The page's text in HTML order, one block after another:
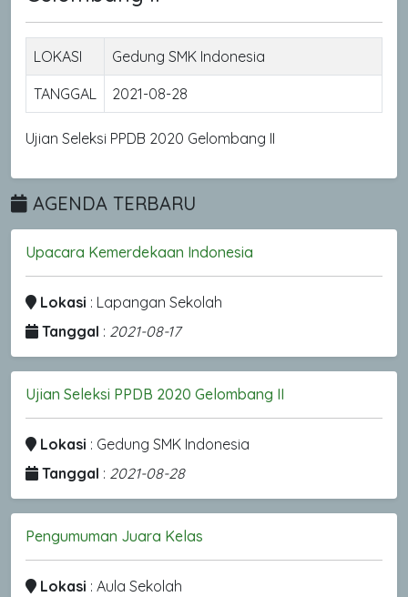
LOKASI Gedung SMK Indonesia
TANGGAL 2021-08-28
Ujian Seleksi PPDB 2020 Gelombang II
AGENDA TERBARU
Upacara Kemerdekaan Indonesia
Lokasi : Lapangan Sekolah
Tanggal : 2021-08-17
Ujian Seleksi PPDB 2020 Gelombang II
Lokasi : Gedung SMK Indonesia
Tanggal : 2021-08-28
Pengumuman Juara Kelas
Lokasi : Aula Sekolah